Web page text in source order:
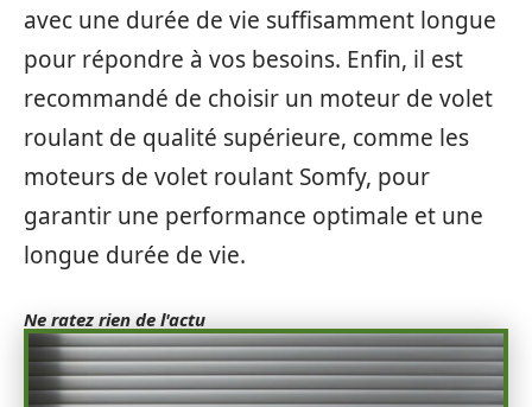
avec une durée de vie suffisamment longue
pour répondre à vos besoins. Enfin, il est
recommandé de choisir un moteur de volet
roulant de qualité supérieure, comme les
moteurs de volet roulant Somfy, pour
garantir une performance optimale et une
longue durée de vie.
Ne ratez rien de l'actu